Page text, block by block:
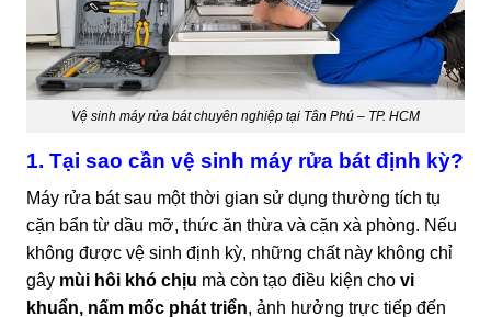
Vệ sinh máy rửa bát chuyên nghiệp tại Tân Phú – TP. HCM
1. Tại sao cần vệ sinh máy rửa bát định kỳ?
Máy rửa bát sau một thời gian sử dụng thường tích tụ
cặn bẩn từ dầu mỡ, thức ăn thừa và cặn xà phòng. Nếu
không được vệ sinh định kỳ, những chất này không chỉ
gây mùi hôi khó chịu mà còn tạo điều kiện cho vi
khuẩn, nấm mốc phát triển, ảnh hưởng trực tiếp đến